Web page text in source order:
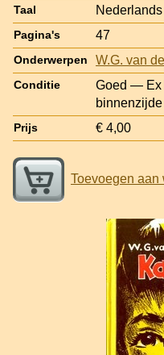
Taal Nederlands
Pagina's 47
Onderwerpen W.G. van
Conditie
Goed — Ex
Prijs € 4,00
Toevoegen aan